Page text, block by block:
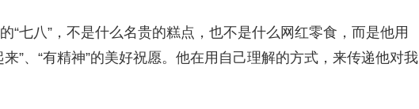
“七八”，不是什么名贵的糕点，也不是什么网红零食，而是他用
”、“有精神”的美好祝愿。他在用自己理解的方式，来传递他对我